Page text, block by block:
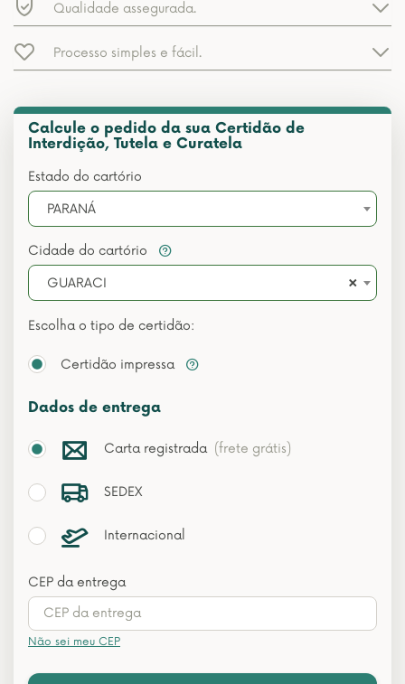
Qualidade assegurada.
Processo simples e fácil.
Calcule o pedido da sua Certidão de
Interdição, Tutela e Curatela
Estado do cartório
PARANÁ
Cidade do cartório
×
GUARACI
Escolha o tipo de certidão:
Certidão impressa
Dados de entrega
Carta registrada (frete grátis)
SEDEX
Internacional
CEP da entrega
Não sei meu CEP